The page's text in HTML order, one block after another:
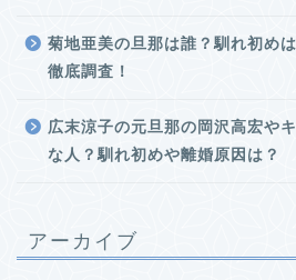
菊地亜美の旦那は誰？馴れ初め
徹底調査！
広末涼子の元旦那の岡沢高宏や
な人？馴れ初めや離婚原因は？
アーカイブ